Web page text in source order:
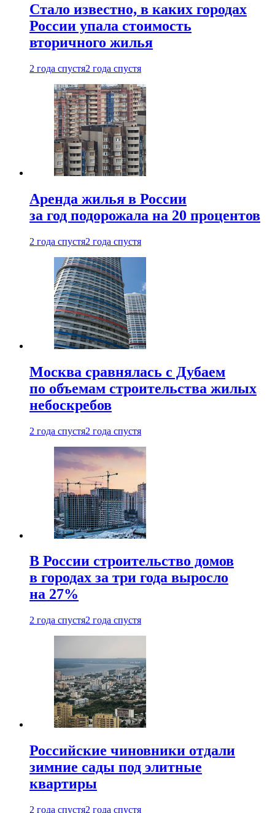
Стало известно, в каких городах
России упала стоимость
вторичного жилья
2 года спустя2 года спустя
Аренда жилья в России
за год подорожала на 20 процентов
2 года спустя2 года спустя
Москва сравнялась с Дубаем
по объемам строительства жилых
небоскребов
2 года спустя2 года спустя
В России строительство домов
в городах за три года выросло
на 27%
2 года спустя2 года спустя
Российские чиновники отдали
зимние сады под элитные
квартиры
2 года спустя2 года спустя